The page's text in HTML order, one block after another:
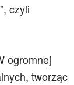
czyli
ogromnej
tworząc